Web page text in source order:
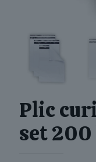
Plic
set 200